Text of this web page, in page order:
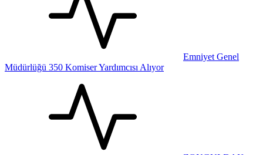
Emniyet Genel
Müdürlüğü 350 Komiser Yardımcısı Alıyor